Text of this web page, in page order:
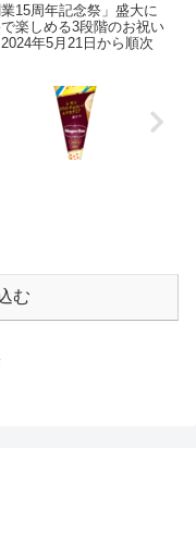
15周年記念祭」盛大に
楽しめる3段階のお祝い
年5月21日から順次
む